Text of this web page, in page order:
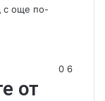
с още по-
0 6
от